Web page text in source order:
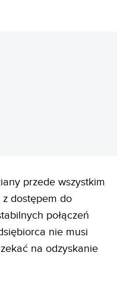
przede wszystkim
dostępem do
połączeń
nie musi
na odzyskanie